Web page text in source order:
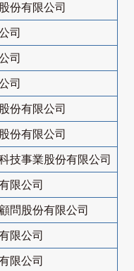
份有限公司
司
司
司
份有限公司
份有限公司
技事業股份有限公司
限公司
問股份有限公司
限公司
限公司